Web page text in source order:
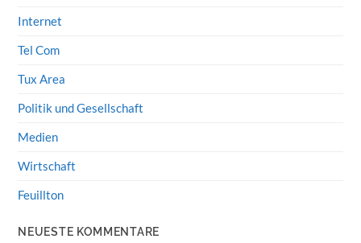
Internet
Tel Com
Tux Area
Politik und Gesellschaft
Medien
Wirtschaft
Feuillton
NEUESTE KOMMENTARE